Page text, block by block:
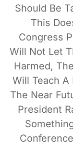
Should Be
This
Congress
Will Not Let
Harmed,
Will Teach A
The Near
President